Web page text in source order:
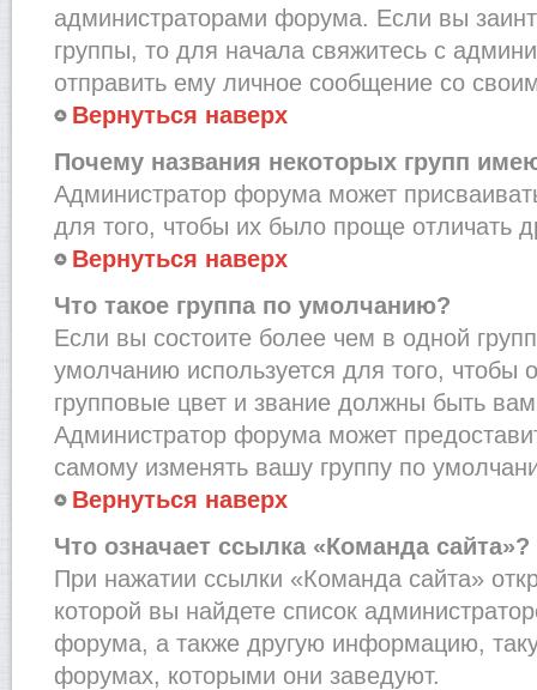
администраторами форума. Если вы
группы, то для начала свяжитесь с
отправить ему личное сообщение со
Вернуться наверх
Почему названия некоторых групп
Администратор форума может
для того, чтобы их было проще отличать
Вернуться наверх
Что такое группа по умолчанию?
Если вы состоите более чем в одной
умолчанию используется для того, чтобы
групповые цвет и звание должны быть
Администратор форума может
самому изменять вашу группу по
Вернуться наверх
Что означает ссылка «Команда сайта»?
При нажатии ссылки «Команда сайта»
которой вы найдете список
форума, а также другую информацию,
форумах, которыми они заведуют.